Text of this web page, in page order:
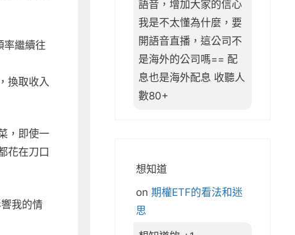
率繼續往
換取收入
，即使一
花在刀口
我的情
語音，增加大家的信心
我是不太懂為什麼，要
開語音直播，這公司不
是海外的公司嗎== 配
息也是海外配息 收聽人
數80+
想知道
on 期權ETF的看法和迷
思